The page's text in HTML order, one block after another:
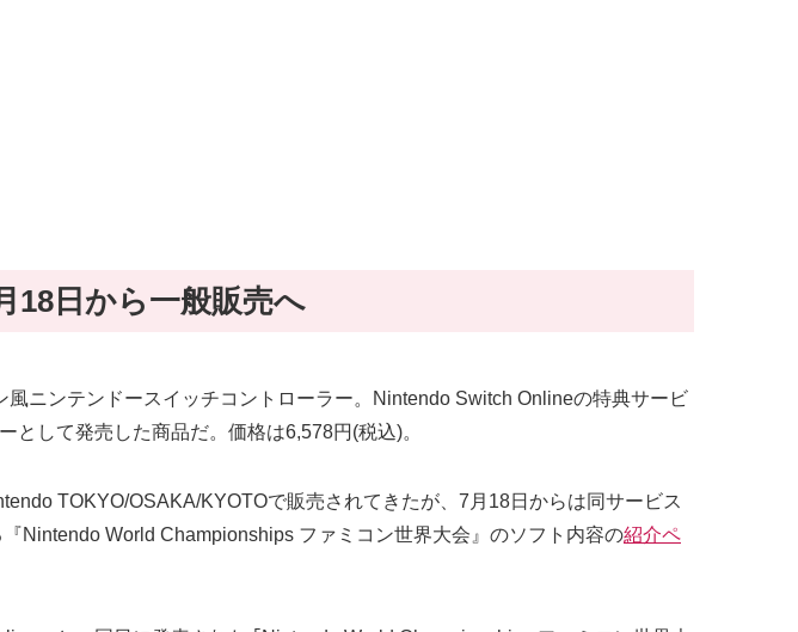
18日から一般販売へ
ニンテンドースイッチコントローラー。Nintendo Switch Onlineの特典サービ
して発売した商品だ。価格は6,578円(税込)。
TOKYO/OSAKA/KYOTOで販売されてきたが、7月18日からは同サービス
Nintendo World Championships ファミコン世界大会』のソフト内容の紹介ペ